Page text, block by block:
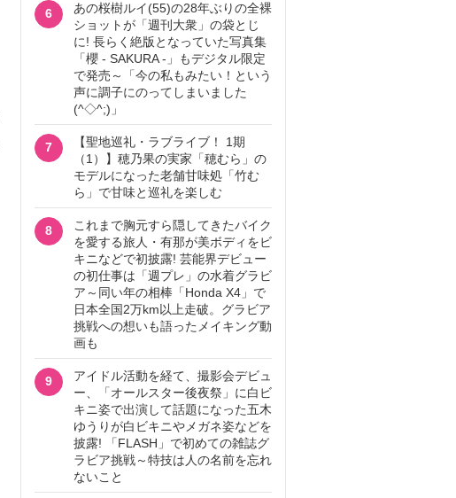
6
あの桜樹ルイ(55)の28年ぶりの全裸
ショットが「週刊大衆」の袋とじ
に! 長らく絶版となっていた写真集
「櫻 - SAKURA -」もデジタル限定
で発売～「今の私もみたい！という
声に調子にのってしまいました
(^◇^;)」
7
【聖地巡礼・ラブライブ！ 1期
（1）】穂乃果の実家「穂むら」の
モデルになった老舗甘味処「竹む
ら」で甘味と巡礼を楽しむ
8
これまで胸元すら隠してきたバイク
を愛する旅人・有那が美ボディをビ
キニなどで初披露! 芸能界デビュー
の初仕事は「週プレ」の水着グラビ
ア～同い年の相棒「Honda X4」で
日本全国2万km以上走破。グラビア
挑戦への想いも語ったメイキング動
画も
9
アイドル活動を経て、撮影会デビュ
ー、「オールスター後夜祭」に白ビ
キニ姿で出演して話題になった五木
ゆうりが白ビキニやメガネ姿などを
披露! 「FLASH」で初めての雑誌グ
ラビア挑戦～特技は人の名前を忘れ
ないこと